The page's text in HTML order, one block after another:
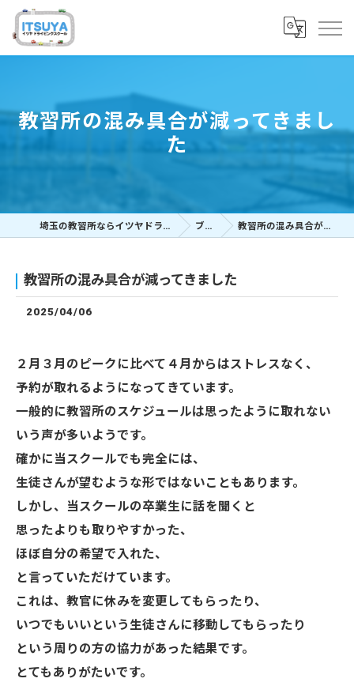
教習所の混み具合が減ってきまし
た
埼玉の教習所ならイツヤドライビングスクール ブログ 教習所の混み具合が減ってきました
教習所の混み具合が減ってきました
2025/04/06
２月３月のピークに比べて４月からはストレスなく、
予約が取れるようになってきています。
一般的に教習所のスケジュールは思ったように取れない
いう声が多いようです。
確かに当スクールでも完全には、
生徒さんが望むような形ではないこともあります。
しかし、当スクールの卒業生に話を聞くと
思ったよりも取りやすかった、
ほぼ自分の希望で入れた、
と言っていただけています。
これは、教官に休みを変更してもらったり、
いつでもいいという生徒さんに移動してもらったり
という周りの方の協力があった結果です。
とてもありがたいです。